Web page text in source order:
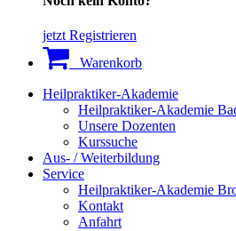
jetzt Registrieren
Warenkorb
Heilpraktiker-Akademie
Heilpraktiker-Akademie
Unsere Dozenten
Kurssuche
Aus- / Weiterbildung
Service
Heilpraktiker-Akademie
Kontakt
Anfahrt